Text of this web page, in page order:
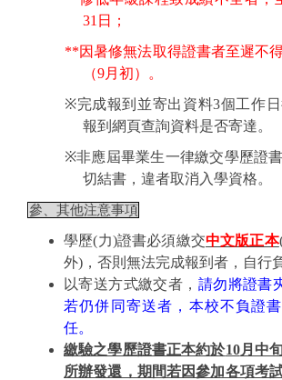
31 日；
**因暑修無法取得證書者至遲不
（9月初）。
※完成報到並寄出資料3個工作
報到網頁查詢資料是否寄達。
※非應屆畢業生一律繳交學歷證
切結書，違者取消入學資格。
參、其他注意事項
學歷(力)證書必須繳交中文版正本
外) ，否則無法完成報到者，自行
以寄送方式繳交者， 請勿將證書
若仍併同寄送者，本校不負證
任。
繳驗之學歷證書正本約於10月中
所辦發還，期間若因參加各項考